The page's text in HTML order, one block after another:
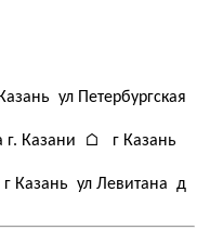
ул Петербургская
г. Казани ⌂ г Казань
Казань ул Левитана д